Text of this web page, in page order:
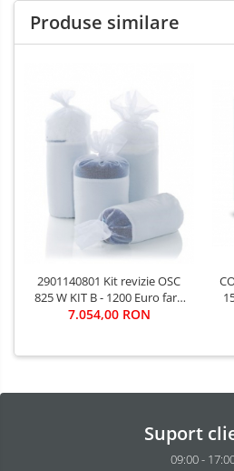
Produse similare
2901140801 Kit revizie OSC
825 W KIT B - 1200 Euro fara
TVA
7.054,00 RON
Suport
09:00 -